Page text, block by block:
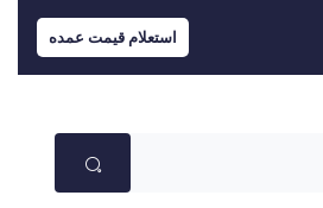
استعلام قیمت عمده